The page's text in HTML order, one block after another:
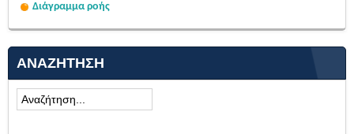
Διάγραμμα ροής
ΑΝΑΖΉΤΗΣΗ